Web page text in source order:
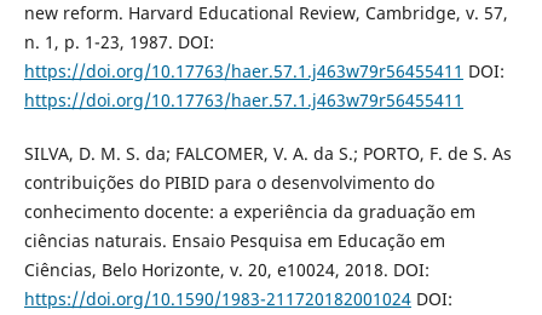
new reform. Harvard Educational Review, Cambridge, v. 57,
n. 1, p. 1-23, 1987. DOI:
https://doi.org/10.17763/haer.57.1.j463w79r56455411 DOI:
https://doi.org/10.17763/haer.57.1.j463w79r56455411
SILVA, D. M. S. da; FALCOMER, V. A. da S.; PORTO, F. de S. As
contribuições do PIBID para o desenvolvimento do
conhecimento docente: a experiência da graduação em
ciências naturais. Ensaio Pesquisa em Educação em
Ciências, Belo Horizonte, v. 20, e10024, 2018. DOI:
https://doi.org/10.1590/1983-211720182001024DOI: